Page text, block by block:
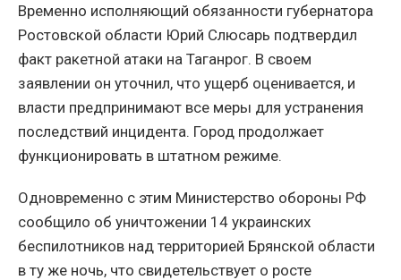
Временно исполняющий обязанности губернатора
Ростовской области Юрий Слюсарь подтвердил
факт ракетной атаки на Таганрог. В своем
заявлении он уточнил, что ущерб оценивается, и
власти предпринимают все меры для устранения
последствий инцидента. Город продолжает
функционировать в штатном режиме.
Одновременно с этим Министерство обороны РФ
сообщило об уничтожении 14 украинских
беспилотников над территорией Брянской области
в ту же ночь, что свидетельствует о росте